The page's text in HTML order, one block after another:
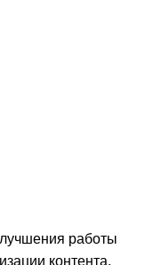
работы
контента.